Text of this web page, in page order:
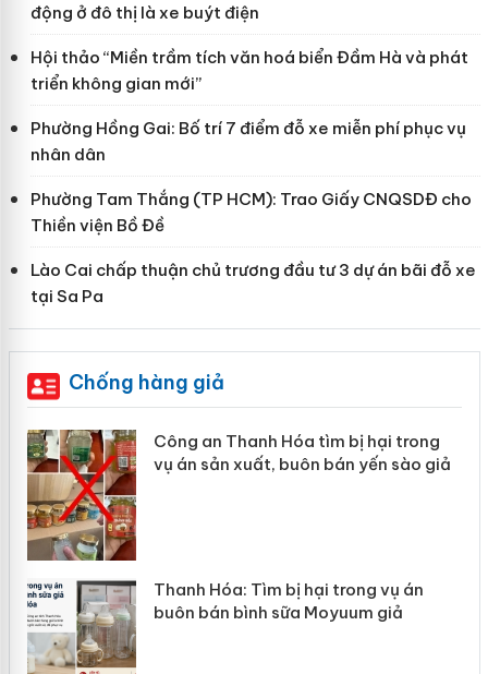
động ở đô thị là xe buýt điện
Hội thảo “Miền trầm tích văn hoá biển Đầm Hà và phát
triển không gian mới”
Phường Hồng Gai: Bố trí 7 điểm đỗ xe miễn phí phục vụ
nhân dân
Phường Tam Thắng (TP HCM): Trao Giấy CNQSDĐ cho
Thiền viện Bồ Đề
Lào Cai chấp thuận chủ trương đầu tư 3 dự án bãi đỗ xe
tại Sa Pa
Chống hàng giả
Hóa tìm bị hại trong
xuất, buôn bán yến sào giả
Tìm bị hại trong vụ án
bình sữa Moyuum giả
Lào Cai xử lý
mại trong
Hưng Yên: Xử
hàng giả mạo